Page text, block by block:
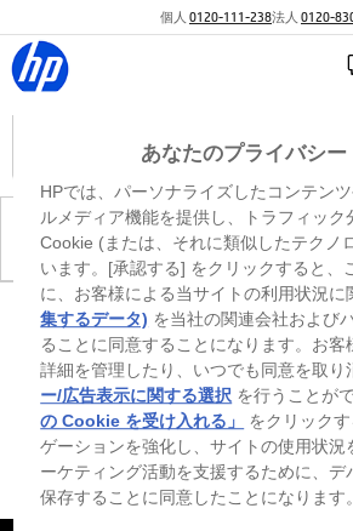
個人 0120-111-238法人 0120-
現在、このカテゴリには商品がありません。
※ Windowsのすべてのエディションまたはバージョン
るわけではありません。Windowsの機能を最大限に
ードウェア、ドライバー、ソフトウェアのアップグ
入、あるいはBIOSのアップデートが必要になる場合
的にアップデートされ、有効になります。高速イン
ントが必要になります。ISPの料金が適用され、今後
加される場合があります。http://www.windows.com
ださい。
あなたのプライバシー
HPでは、パーソナライズしたコンテン
ルメディア機能を提供し、トラフィック
Cookie (または、それに類似したテクノ
います。[承認する] をクリックすると、
に、お客様による当サイトの利用状況
集するデータ) を当社の関連会社および
ることに同意することになります。お
詳細を管理したり、いつでも同意を取り
ー/広告表示に関する選択 を行うことが
の Cookie を受け入れる」
をクリック
ゲーションを強化し、サイトの使用状況
ーケティング活動を支援するために、デ
保存することに同意したことになります。